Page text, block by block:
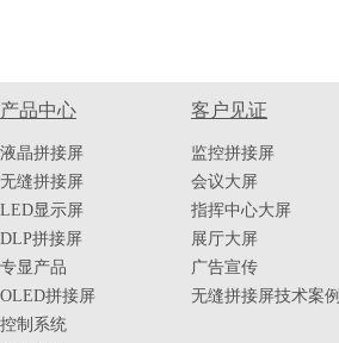
产品中心
液晶拼接屏
无缝拼接屏
LED显示屏
DLP拼接屏
专显产品
OLED拼接屏
控制系统
客户见证
监控拼接屏
会议大屏
指挥中心大屏
展厅大屏
广告宣传
无缝拼接屏技术案例